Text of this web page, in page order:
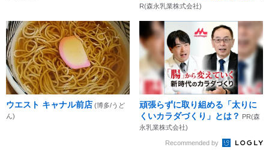
R(森永乳業株式会社)
ウエスト キャナル前店 (博多/うど
ん)
頑張らずに取り組める「太りに
くいカラダづくり」とは？ PR(森
永乳業株式会社)
Recommended by